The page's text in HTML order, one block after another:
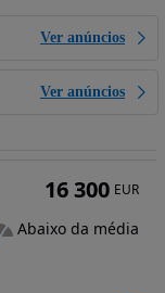
Ver anúncios
Ver anúncios
16 300 EUR
Abaixo da média